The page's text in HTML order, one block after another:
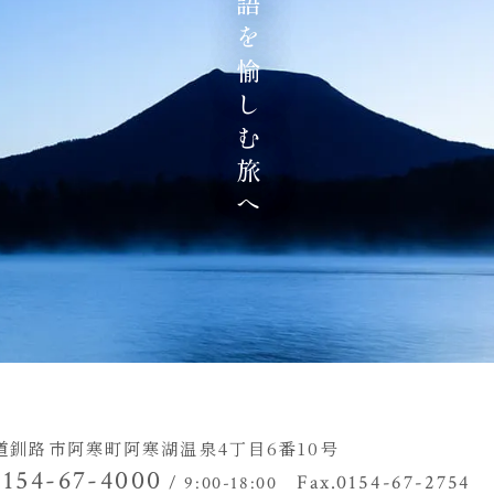
釧路市阿寒町阿寒湖温泉4丁目6番10号
67-4000 / 9:00-18:00 Fax.0154-67-2754